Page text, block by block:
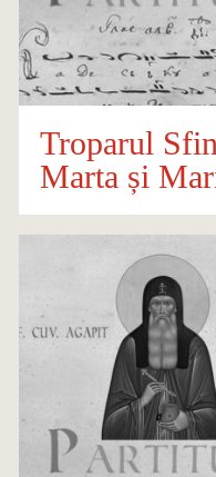
Troparul
Marta și